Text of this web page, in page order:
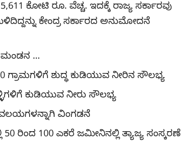
ಕೋಟಿ ರೂ. ವೆಚ್ಚ. ಇದಕ್ಕೆ ರಾಜ್ಯ ಸರ್ಕಾರವು
ಕೇಂದ್ರ ಸರ್ಕಾರದ ಅನುಮೋದನೆ
ಮಂಡನ …
ಗ್ರಾಮಗಳಿಗೆ ಶುದ್ಧ ಕುಡಿಯುವ ನೀರಿನ ಸೌಲಭ್ಯ
ಕುಡಿಯುವ ನೀರು ಸೌಲಭ್ಯ
ವಲಯಗಳನ್ನಾಗಿ ವಿಂಗಡನೆ
ರಿಂದ 100 ಎಕರೆ ಜಮೀನಿನಲ್ಲಿ ತ್ಯಾಜ್ಯ ಸಂಸ್ಕರಣೆ